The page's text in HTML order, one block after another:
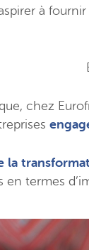
à
chez
la
en termes